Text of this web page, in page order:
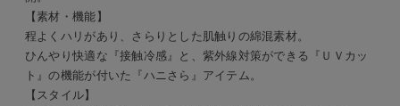
【素材・機能】
程よくハリがあり、さらりとした肌触りの綿混素材。
ひんやり快適な『接触冷感』と、紫外線対策ができる『ＵＶカッ
ト』の機能が付いた『ハニさら』アイテム。
【スタイル】